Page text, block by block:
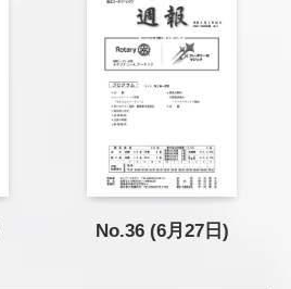
No.36 (6月27日)